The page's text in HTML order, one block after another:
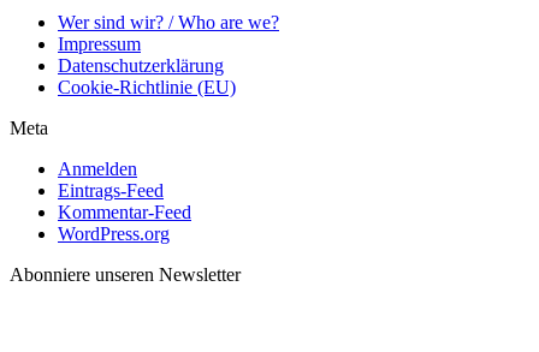
Wer sind wir? / Who are we?
Impressum
Datenschutzerklärung
Cookie-Richtlinie (EU)
Meta
Anmelden
Eintrags-Feed
Kommentar-Feed
WordPress.org
Abonniere unseren Newsletter